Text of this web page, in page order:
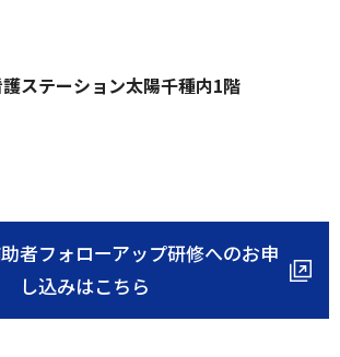
ステーション太陽千種内1階
者フォローアップ研修へのお申
し込みはこちら